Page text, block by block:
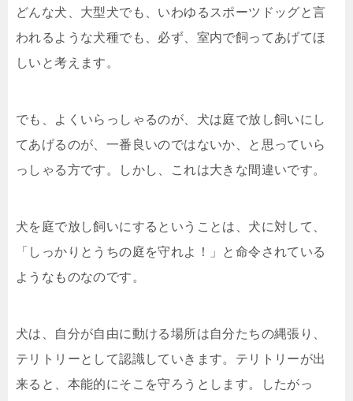
どんな犬、大型犬でも、いわゆるスポーツドッグと言
われるような犬種でも、必ず、室内で飼ってあげてほ
しいと考えます。
でも、よくいらっしゃるのが、犬は庭で放し飼いにし
てあげるのが、一番良いのではないか、と思っていら
っしゃる方です。しかし、これは大きな間違いです。
犬を庭で放し飼いにするということは、犬に対して、
「しっかりとうちの庭を守れよ！」と命令されている
ようなものなのです。
犬は、自分が自由に動ける場所は自分たちの縄張り、
テリトリーとして認識していきます。テリトリーが出
来ると、本能的にそこを守ろうとします。したがっ